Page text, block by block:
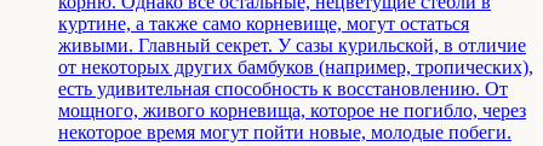
куртине, а также само корневище, могут остаться
живыми. Главный секрет. У сазы курильской, в отличие
от некоторых других бамбуков (например, тропических),
есть удивительная способность к восстановлению. От
мощного, живого корневища, которое не погибло, через
некоторое время могут пойти новые, молодые побеги.